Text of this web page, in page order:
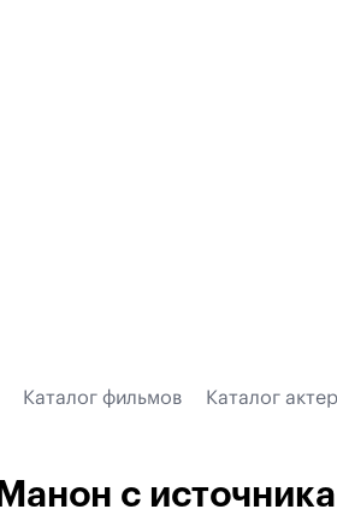
Каталог фильмов Каталог
Манон с